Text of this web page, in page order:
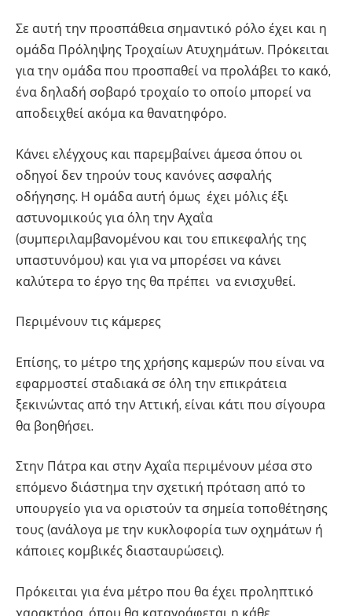
Σε αυτή την προσπάθεια σημαντικό ρόλο έχει και η
ομάδα Πρόληψης Τροχαίων Ατυχημάτων. Πρόκειται
για την ομάδα που προσπαθεί να προλάβει το κακό,
ένα δηλαδή σοβαρό τροχαίο το οποίο μπορεί να
αποδειχθεί ακόμα κα θανατηφόρο.
Κάνει ελέγχους και παρεμβαίνει άμεσα όπου οι
οδηγοί δεν τηρούν τους κανόνες ασφαλής
οδήγησης. Η ομάδα αυτή όμως έχει μόλις έξι
αστυνομικούς για όλη την Αχαΐα
(συμπεριλαμβανομένου και του επικεφαλής της
υπαστυνόμου) και για να μπορέσει να κάνει
καλύτερα το έργο της θα πρέπει να ενισχυθεί.
Περιμένουν τις κάμερες
Επίσης, το μέτρο της χρήσης καμερών που είναι να
εφαρμοστεί σταδιακά σε όλη την επικράτεια
ξεκινώντας από την Αττική, είναι κάτι που σίγουρα
θα βοηθήσει.
Στην Πάτρα και στην Αχαΐα περιμένουν μέσα στο
επόμενο διάστημα την σχετική πρόταση από το
υπουργείο για να οριστούν τα σημεία τοποθέτησης
τους (ανάλογα με την κυκλοφορία των οχημάτων ή
κάποιες κομβικές διασταυρώσεις).
Πρόκειται για ένα μέτρο που θα έχει προληπτικό